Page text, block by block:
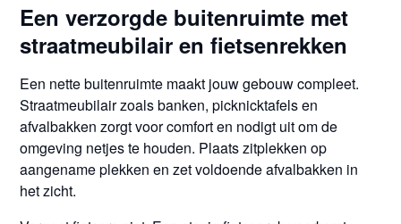
Een verzorgde buitenruimte met
straatmeubilair en fietsenrekken
Een nette buitenruimte maakt jouw gebouw compleet.
Straatmeubilair zoals banken, picknicktafels en
afvalbakken zorgt voor comfort en nodigt uit om de
omgeving netjes te houden. Plaats zitplekken op
aangename plekken en zet voldoende afvalbakken in
het zicht.